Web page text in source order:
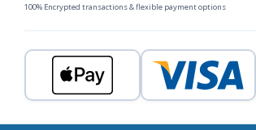
100% Encrypted transactions & flexible payment options